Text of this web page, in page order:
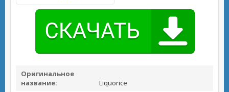
Оригинальное
название:
Liquorice